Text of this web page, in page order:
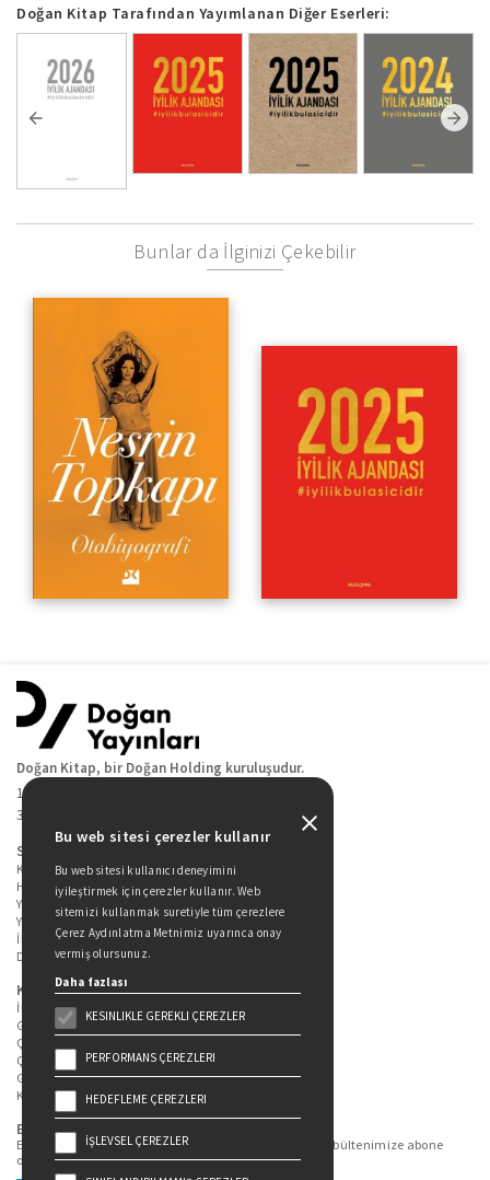
Doğan Kitap Tarafından Yayımlanan Diğer Eserleri:
Bunlar da İlginizi Çekebilir
Doğan Kitap, bir Doğan Holding kuruluşudur.
19 Mayıs Cad. Golden Plaza No:1 Kat:10
34360 / Şişli / İstanbul
Sitede Yer Alan Sayfalar
Kitaplarımız
Hakkımızda
Yazarlarımız
Yazar Adayları İçin
İletişim
Duygu Asena Roman Ödülü
Kişisel Verilerin Korunması
İlgili Kişi Başvuru Formu
Genel Aydınlatma Metni
Çekiliş Aydınlatma Metni
Çerez Aydınlatma Metni
Gizlilik Politikası
Kullanım Şartları
Bizi Takip Edin...
En güncel kitap ve etkinliklerden haberdar olmak için bültenimize abone
olun.
Bu web sitesi çerezler kullanır
Bu web sitesi kullanıcı deneyimini
iyileştirmek için çerezler kullanır. Web
sitemizi kullanmak suretiyle tüm çerezlere
Çerez Aydınlatma Metnimiz uyarınca onay
vermiş olursunuz.
Daha fazlası
KESINLIKLE GEREKLI ÇEREZLER
PERFORMANS ÇEREZLERI
HEDEFLEME ÇEREZLERI
İŞLEVSEL ÇEREZLER